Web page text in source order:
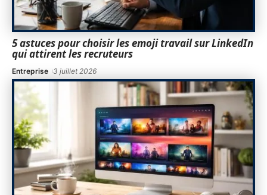
5 astuces pour choisir les emoji travail sur LinkedIn
qui attirent les recruteurs
Entreprise 3 juillet 2026